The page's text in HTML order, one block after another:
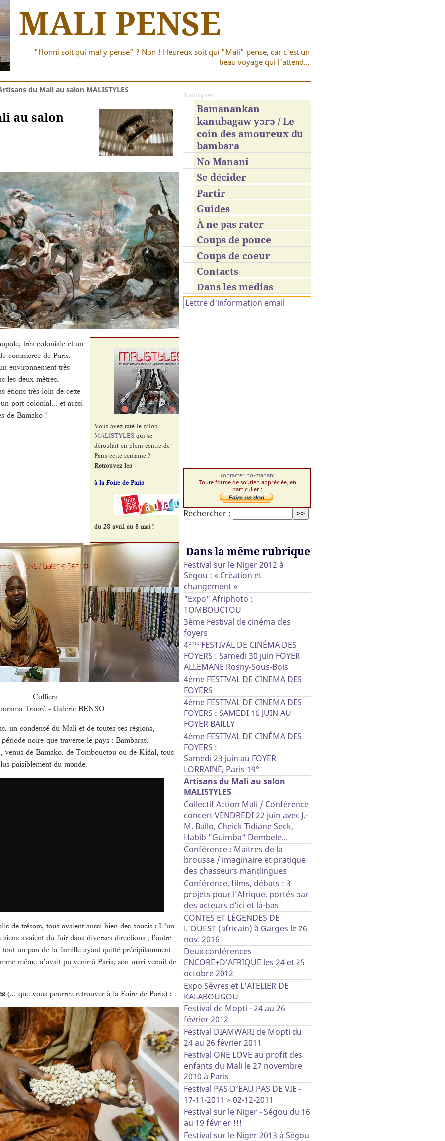
MALI PENSE
"Honni soit qui mal y pense" ? Non ! Heureux soit qui "Mali" pense, car c'est un
beau voyage qui l'attend...
du Mali au salon MALISTYLES
au salon
Vous avez raté le salon
MALISTYLES qui se
déroulait en plein centre de
Paris cette semaine ?
Retrouvez les
à la Foire de Paris
du 28 avril au 8 mai !
très coloniale et un
commerce de Paris,
environnement très
les deux mètres,
étions très loin de cette
port colonial... et aussi
de Bamako !
Colliers
Traoré - Galerie BENSO
un condensé du Mali et de toutes ses régions,
noire que traverse le pays : Bambaras,
venus de Bamako, de Tombouctou ou de Kidal, tous
paisiblement du monde.
de trésors, tous avaient aussi bien des soucis : L’un
avaient du fuir dans diverses directions ; l’autre
un pan de la famille ayant quitté précipitamment
même n’avait pu venir à Paris, son mari venait de
(... que vous pourrez retrouver à la Foire de Paris) :
Rubriques
Bamanankan
kanubagaw yɔrɔ / Le
coin des amoureux du
bambara
No Manani
Se décider
Partir
Guides
À ne pas rater
Coups de pouce
Coups de coeur
Contacts
Dans les medias
Lettre d'information email
contacter no-manani
Toute forme de soutien appréciée, en
particulier :
Rechercher :
Dans la même rubrique
Festival sur le Niger 2012 à
Ségou : « Création et
changement »
"Expo" Afriphoto :
TOMBOUCTOU
3ème Festival de cinéma des
foyers
4èmeFESTIVAL DE CINÉMA DES
FOYERS : Samedi 30 juin FOYER
ALLEMANE Rosny-Sous-Bois
4ème FESTIVAL DE CINEMA DES
FOYERS
4ème FESTIVAL DE CINEMA DES
FOYERS : SAMEDI 16 JUIN AU
FOYER BAILLY
4ème FESTIVAL DE CINÉMA DES
FOYERS :
Samedi 23 juin au FOYER
LORRAINE, Paris 19°
Artisans du Mali au salon
MALISTYLES
Collectif Action Mali / Conférence
concert VENDREDI 22 juin avec J.-
M. Ballo, Cheick Tidiane Seck,
Habib "Guimba" Dembele...
Conférence : Maitres de la
brousse / imaginaire et pratique
des chasseurs mandingues
Conférence, films, débats : 3
projets pour l’Afrique, portés par
des acteurs d’ici et là-bas
CONTES ET LÉGENDES DE
L’OUEST (africain) à Garges le 26
nov. 2016
Deux conférences
ENCORE+D’AFRIQUE les 24 et 25
octobre 2012
Expo Sèvres et L’ATELIER DE
KALABOUGOU
Festival de Mopti - 24 au 26
février 2012
Festival DIAMWARI de Mopti du
24 au 26 février 2011
Festival ONE LOVE au profit des
enfants du Mali le 27 novembre
2010 à Paris
Festival PAS D’EAU PAS DE VIE -
17-11-2011 > 02-12-2011
Festival sur le Niger - Ségou du 16
au 19 février !!!
Festival sur le Niger 2013 à Ségou